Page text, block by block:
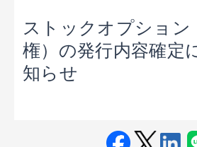
ストックオプション
権）の発行内容確定
知らせ